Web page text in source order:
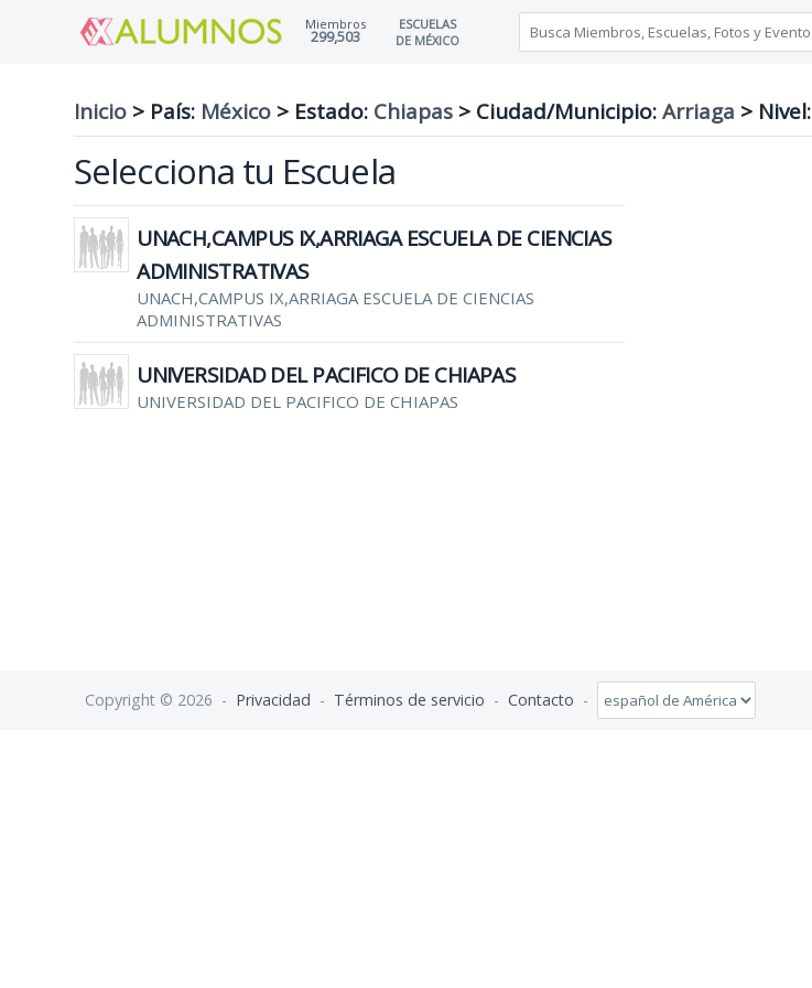
Miembros
299,503
ESCUELAS
DE MÉXICO
Inicio > País: México > Estado: Chiapas > Ciudad/Municipio:Arriaga > Nivel:
Selecciona tu Escuela
UNACH,CAMPUS IX,ARRIAGA ESCUELA DE CIENCIAS
ADMINISTRATIVAS
UNACH,CAMPUS IX,ARRIAGA ESCUELA DE CIENCIAS
ADMINISTRATIVAS
UNIVERSIDAD DEL PACIFICO DE CHIAPAS
UNIVERSIDAD DEL PACIFICO DE CHIAPAS
Copyright © 2026 - Privacidad - Términos de servicio -Contacto -